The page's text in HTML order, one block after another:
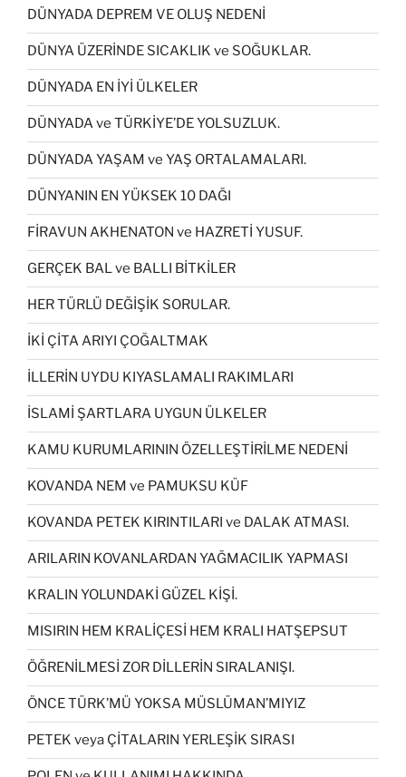
DÜNYADA DEPREM VE OLUŞ NEDENİ
DÜNYA ÜZERİNDE SICAKLIK ve SOĞUKLAR.
DÜNYADA EN İYİ ÜLKELER
DÜNYADA ve TÜRKİYE’DE YOLSUZLUK.
DÜNYADA YAŞAM ve YAŞ ORTALAMALARI.
DÜNYANIN EN YÜKSEK 10 DAĞI
FİRAVUN AKHENATON ve HAZRETİ YUSUF.
GERÇEK BAL ve BALLI BİTKİLER
HER TÜRLÜ DEĞİŞİK SORULAR.
İKİ ÇİTA ARIYI ÇOĞALTMAK
İLLERİN UYDU KIYASLAMALI RAKIMLARI
İSLAMİ ŞARTLARA UYGUN ÜLKELER
KAMU KURUMLARININ ÖZELLEŞTİRİLME NEDENİ
KOVANDA NEM ve PAMUKSU KÜF
KOVANDA PETEK KIRINTILARI ve DALAK ATMASI.
ARILARIN KOVANLARDAN YAĞMACILIK YAPMASI
KRALIN YOLUNDAKİ GÜZEL KİŞİ.
MISIRIN HEM KRALİÇESİ HEM KRALI HATŞEPSUT
ÖĞRENİLMESİ ZOR DİLLERİN SIRALANIŞI.
ÖNCE TÜRK’MÜ YOKSA MÜSLÜMAN’MIYIZ
PETEK veya ÇİTALARIN YERLEŞİK SIRASI